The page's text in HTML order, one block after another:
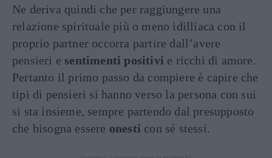
Ne deriva quindi che per raggiungere una
relazione spirituale più o meno idilliaca con il
proprio partner occorra partire dall’avere
pensieri e sentimenti positivi e ricchi di amore.
Pertanto il primo passo da compiere è capire che
tipi di pensieri si hanno verso la persona con sui
si sta insieme, sempre partendo dal presupposto
che bisogna essere onesti con sé stessi.